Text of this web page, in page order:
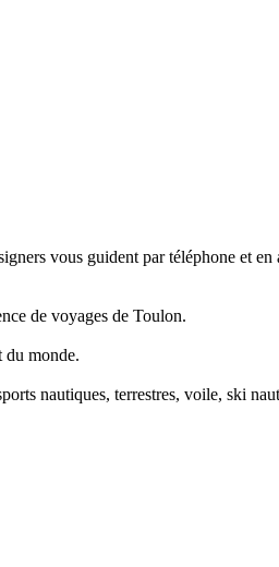
vous guident par téléphone et
de voyages de Toulon.
du monde.
nautiques, terrestres, voile, ski